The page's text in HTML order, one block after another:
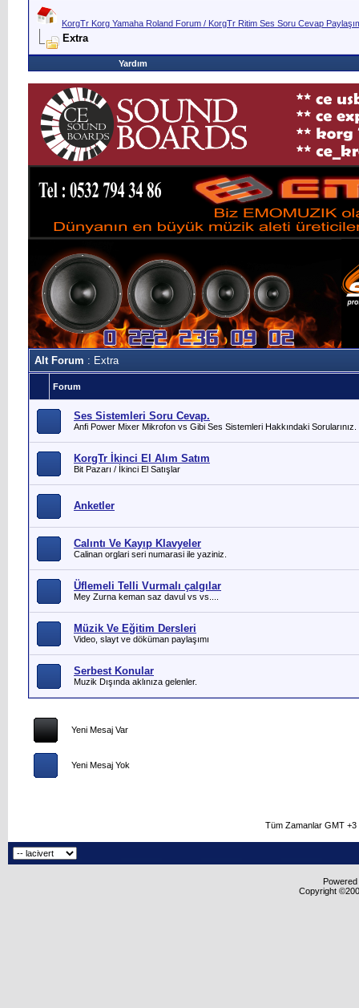
KorgTr Korg Yamaha Roland Forum / KorgTr Ritim Ses Soru Cevap
Extra
Yardım
Alt Forum : Extra
Forum
Ses Sistemleri Soru Cevap.
Anfi Power Mixer Mikrofon vs Gibi Ses Sistemleri Hakkındaki Sorularınız.
KorgTr İkinci El Alım Satım
Bit Pazarı / İkinci El Satışlar
Anketler
Calıntı Ve Kayıp Klavyeler
Calinan orglari seri numarasi ile yaziniz.
Üflemeli Telli Vurmalı çalgılar
Mey Zurna keman saz davul vs vs....
Müzik Ve Eğitim Dersleri
Video, slayt ve döküman paylaşımı
Serbest Konular
Muzik Dışında aklınıza gelenler.
Yeni Mesaj Var
Yeni Mesaj Yok
Tüm Zamanlar GMT
Copyright